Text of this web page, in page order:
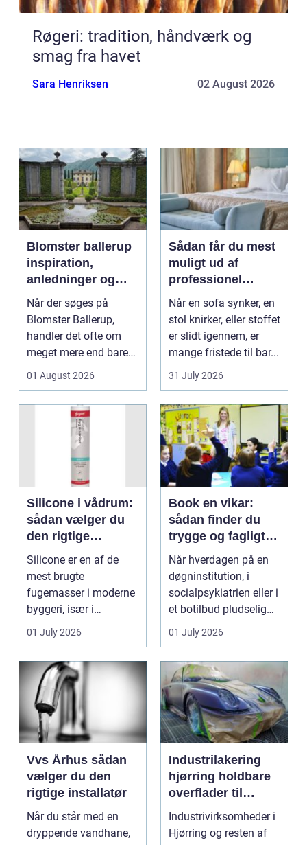
Røgeri: tradition, håndværk og
smag fra havet
Sara Henriksen 02 August 2026
Blomster ballerup
inspiration,
anledninger og
lokale muligheder
Når der søges på
Blomster Ballerup,
handler det ofte om
meget mere end bare
en hurtig buket.
Blomste...
01 August 2026
Sådan får du mest
muligt ud af
professionel
møbelpolstring
Når en sofa synker, en
stol knirker, eller stoffet
er slidt igennem, er
mange fristede til bar...
31 July 2026
Silicone i vådrum:
sådan vælger du
den rigtige
fugemasse
Silicone er en af de
mest brugte
fugemasser i moderne
byggeri, især i
badeværelser,
køkkener og andr...
01 July 2026
Book en vikar:
sådan finder du
trygge og fagligt
stærke løsninger
Når hverdagen på en
døgninstitution, i
socialpsykiatrien eller i
et botilbud pludselig
ændrer sig, k...
01 July 2026
Vvs Århus sådan
vælger du den
rigtige installatør
Når du står med en
dryppende vandhane,
Industrilakering
hjørring holdbare
overflader til
industri og erhverv
Industrivirksomheder i
Hjørring og resten af